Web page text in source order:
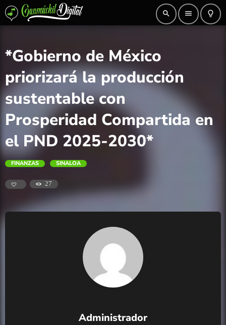
search menu lightbulb_outline
*Gobierno de México
priorizará la producción
sustentable con
Prosperidad Compartida en
el PND 2025-2030*
FINANZAS SINALOA
27
Administrador